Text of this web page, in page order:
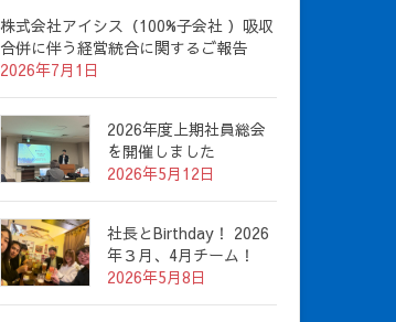
株式会社アイシス（100%子会社 ）吸収
合併に伴う経営統合に関するご報告
2026年7月1日
2026年度上期社員総会
を開催しました
2026年5月12日
社長とBirthday！ 2026
年３月、4月チーム！
2026年5月8日